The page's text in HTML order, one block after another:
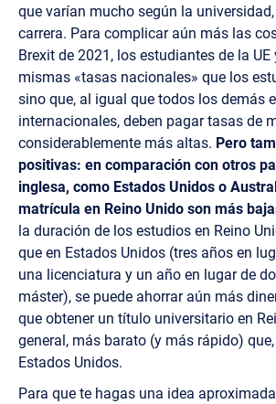
que varían mucho según la
carrera. Para complicar aún más las
Brexit de 2021, los estudiantes de la
mismas «tasas nacionales» que los
sino que, al igual que todos los demás
internacionales, deben pagar tasas de
considerablemente más altas. Pero
positivas: en comparación con otros
inglesa, como Estados Unidos o
matrícula en Reino Unido son más
la duración de los estudios en Reino
que en Estados Unidos (tres años en
una licenciatura y un año en lugar de
máster), se puede ahorrar aún más
que obtener un título universitario en
general, más barato (y más rápido)
Estados Unidos.
Para que te hagas una idea